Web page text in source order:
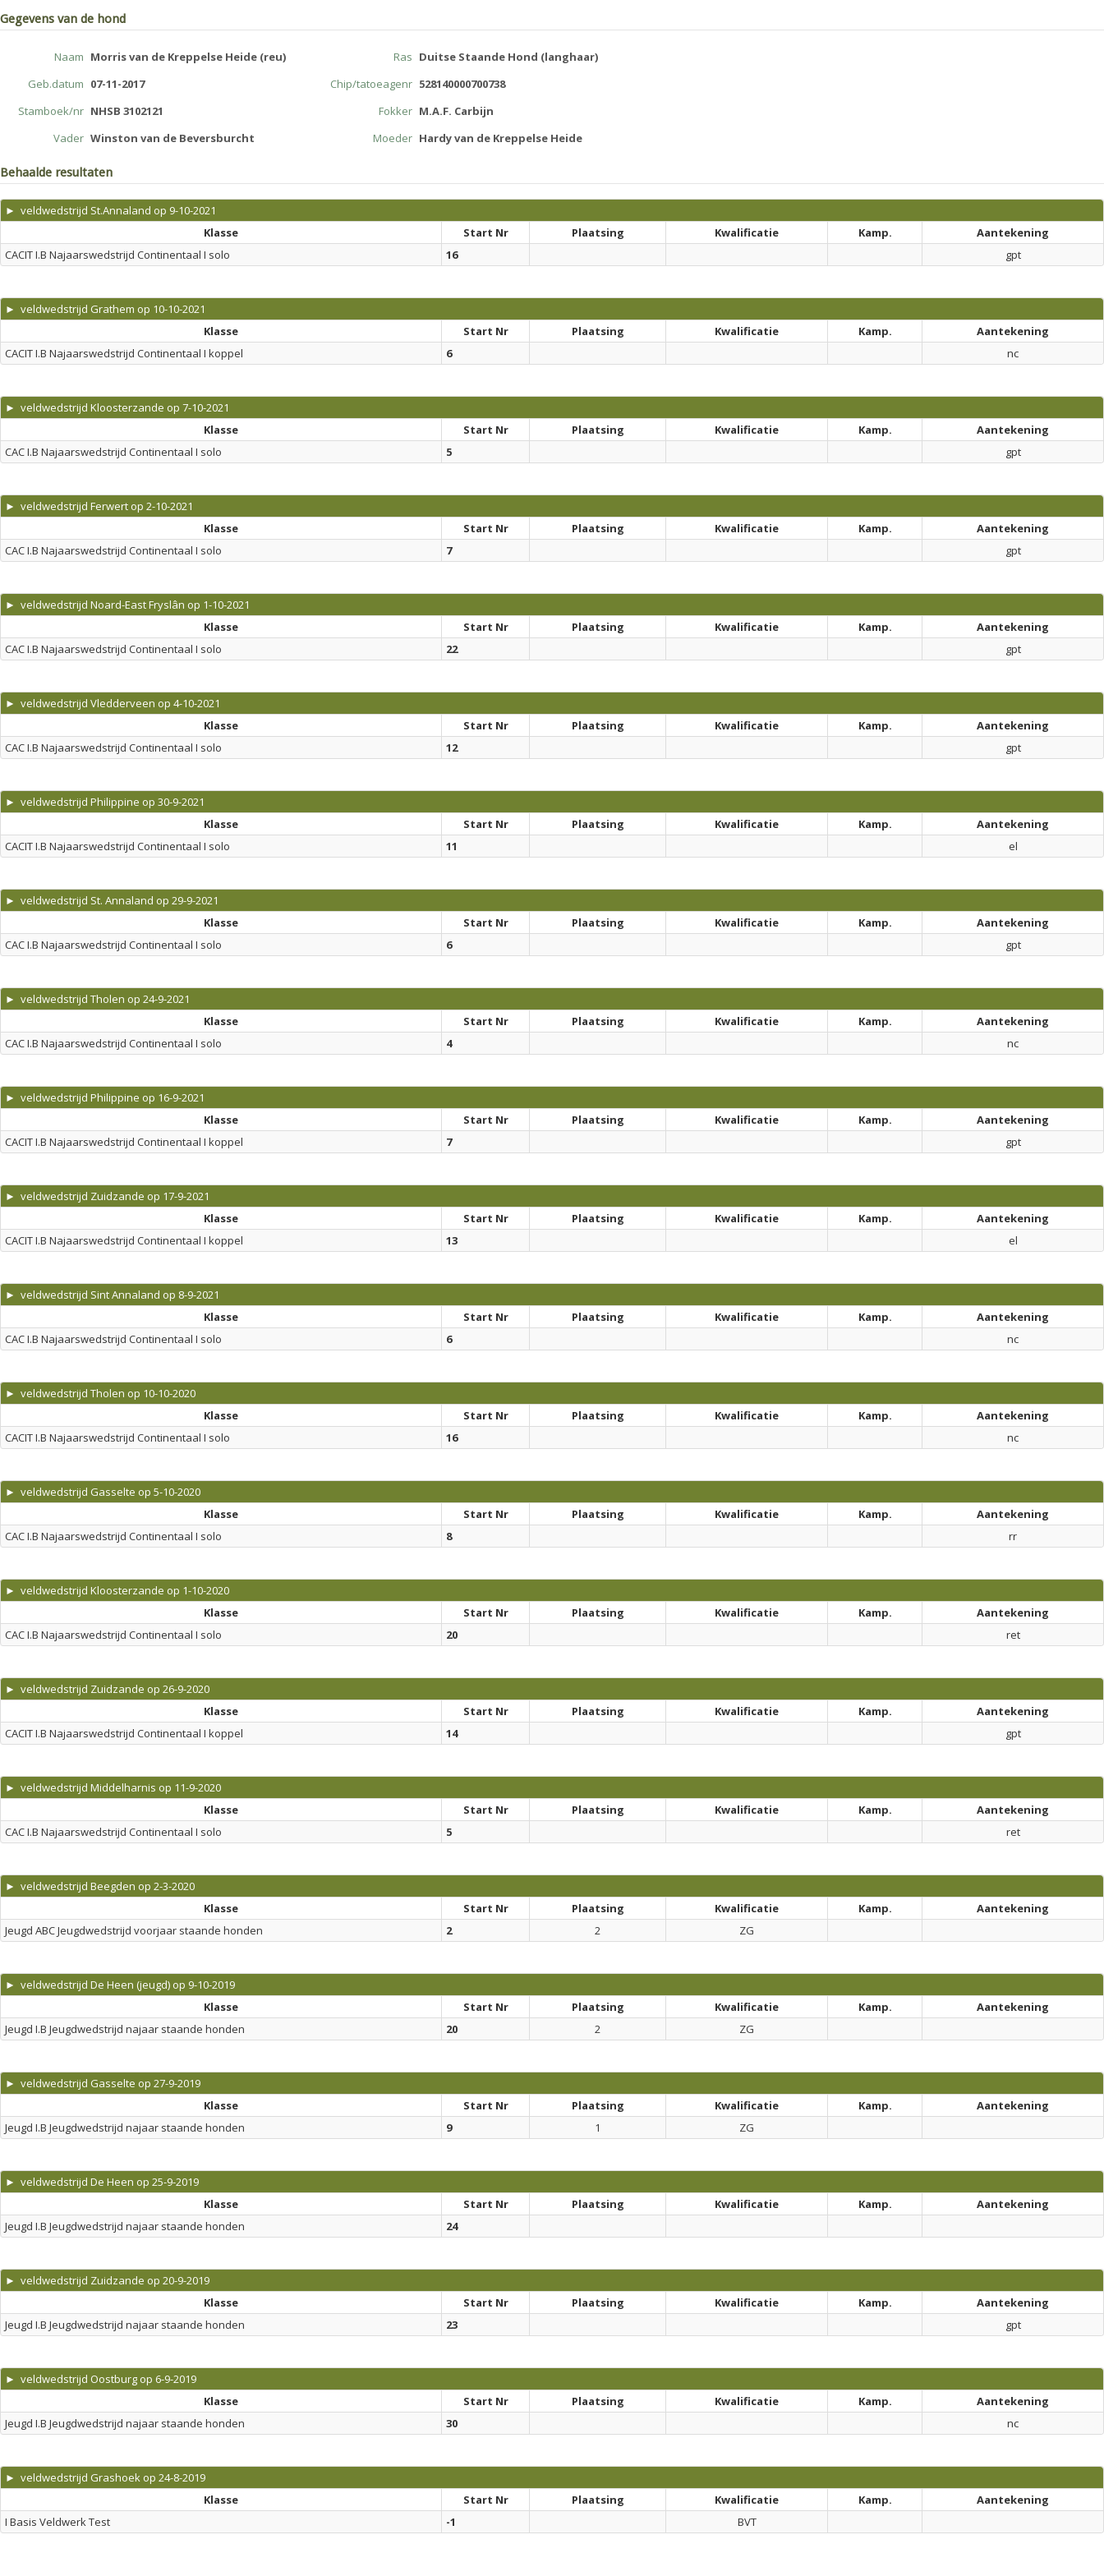
Gegevens van de hond
Naam Morris van de Kreppelse Heide (reu) Ras Duitse Staande Hond (langhaar)
Geb.datum 07-11-2017 Chip/tatoeagenr 528140000700738
Stamboek/nr NHSB 3102121 Fokker M.A.F. Carbijn
Vader Winston van de Beversburcht Moeder Hardy van de Kreppelse Heide
Behaalde resultaten
► veldwedstrijd St.Annaland op 9-10-2021
Klasse
Start Nr Plaatsing Kwalificatie Kamp.
Aantekening
CACIT I.B Najaarswedstrijd Continentaal I solo
16 gpt
► veldwedstrijd Grathem op 10-10-2021
Klasse
Start Nr Plaatsing Kwalificatie Kamp.
Aantekening
CACIT I.B Najaarswedstrijd Continentaal I koppel
6 nc
► veldwedstrijd Kloosterzande op 7-10-2021
Klasse
Start Nr Plaatsing Kwalificatie Kamp.
Aantekening
CAC I.B Najaarswedstrijd Continentaal I solo
5 gpt
► veldwedstrijd Ferwert op 2-10-2021
Klasse
Start Nr Plaatsing Kwalificatie Kamp.
Aantekening
CAC I.B Najaarswedstrijd Continentaal I solo
7 gpt
► veldwedstrijd Noard-East Fryslân op 1-10-2021
Klasse
Start Nr Plaatsing Kwalificatie Kamp.
Aantekening
CAC I.B Najaarswedstrijd Continentaal I solo
22 gpt
► veldwedstrijd Vledderveen op 4-10-2021
Klasse
Start Nr Plaatsing Kwalificatie Kamp.
Aantekening
CAC I.B Najaarswedstrijd Continentaal I solo
12 gpt
► veldwedstrijd Philippine op 30-9-2021
Klasse
Start Nr Plaatsing Kwalificatie Kamp.
Aantekening
CACIT I.B Najaarswedstrijd Continentaal I solo
11 el
► veldwedstrijd St. Annaland op 29-9-2021
Klasse
Start Nr Plaatsing Kwalificatie Kamp.
Aantekening
CAC I.B Najaarswedstrijd Continentaal I solo
6 gpt
► veldwedstrijd Tholen op 24-9-2021
Klasse
Start Nr Plaatsing Kwalificatie Kamp.
Aantekening
CAC I.B Najaarswedstrijd Continentaal I solo
4 nc
► veldwedstrijd Philippine op 16-9-2021
Klasse
Start Nr Plaatsing Kwalificatie Kamp.
Aantekening
CACIT I.B Najaarswedstrijd Continentaal I koppel
7 gpt
► veldwedstrijd Zuidzande op 17-9-2021
Klasse
Start Nr Plaatsing Kwalificatie Kamp.
Aantekening
CACIT I.B Najaarswedstrijd Continentaal I koppel
13 el
► veldwedstrijd Sint Annaland op 8-9-2021
Klasse
Start Nr Plaatsing Kwalificatie Kamp.
Aantekening
CAC I.B Najaarswedstrijd Continentaal I solo
6 nc
► veldwedstrijd Tholen op 10-10-2020
Klasse
Start Nr Plaatsing Kwalificatie Kamp.
Aantekening
CACIT I.B Najaarswedstrijd Continentaal I solo
16 nc
► veldwedstrijd Gasselte op 5-10-2020
Klasse
Start Nr Plaatsing Kwalificatie Kamp.
Aantekening
CAC I.B Najaarswedstrijd Continentaal I solo
8 rr
► veldwedstrijd Kloosterzande op 1-10-2020
Klasse
Start Nr Plaatsing Kwalificatie Kamp.
Aantekening
CAC I.B Najaarswedstrijd Continentaal I solo
20 ret
► veldwedstrijd Zuidzande op 26-9-2020
Klasse
Start Nr Plaatsing Kwalificatie Kamp.
Aantekening
CACIT I.B Najaarswedstrijd Continentaal I koppel
14 gpt
► veldwedstrijd Middelharnis op 11-9-2020
Klasse
Start Nr Plaatsing Kwalificatie Kamp.
Aantekening
CAC I.B Najaarswedstrijd Continentaal I solo
5 ret
► veldwedstrijd Beegden op 2-3-2020
Klasse
Start Nr Plaatsing Kwalificatie Kamp.
Aantekening
Jeugd ABC Jeugdwedstrijd voorjaar staande honden
2 2 ZG
► veldwedstrijd De Heen (jeugd) op 9-10-2019
Klasse
Start Nr Plaatsing Kwalificatie Kamp.
Aantekening
Jeugd I.B Jeugdwedstrijd najaar staande honden
20 2 ZG
► veldwedstrijd Gasselte op 27-9-2019
Klasse
Start Nr Plaatsing Kwalificatie Kamp.
Aantekening
Jeugd I.B Jeugdwedstrijd najaar staande honden
9 1 ZG
► veldwedstrijd De Heen op 25-9-2019
Klasse
Start Nr Plaatsing Kwalificatie Kamp.
Aantekening
Jeugd I.B Jeugdwedstrijd najaar staande honden
24
► veldwedstrijd Zuidzande op 20-9-2019
Klasse
Start Nr Plaatsing Kwalificatie Kamp.
Aantekening
Jeugd I.B Jeugdwedstrijd najaar staande honden
23 gpt
► veldwedstrijd Oostburg op 6-9-2019
Klasse
Start Nr Plaatsing Kwalificatie Kamp.
Aantekening
Jeugd I.B Jeugdwedstrijd najaar staande honden
30 nc
► veldwedstrijd Grashoek op 24-8-2019
Klasse
Start Nr Plaatsing Kwalificatie Kamp.
Aantekening
I Basis Veldwerk Test
-1 BVT